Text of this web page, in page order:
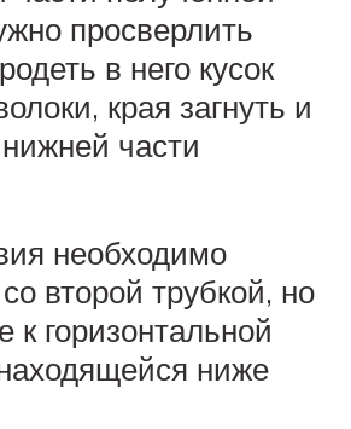
просверлить
в него кусок
края загнуть и
части
необходимо
второй трубкой, но
к горизонтальной
ниже